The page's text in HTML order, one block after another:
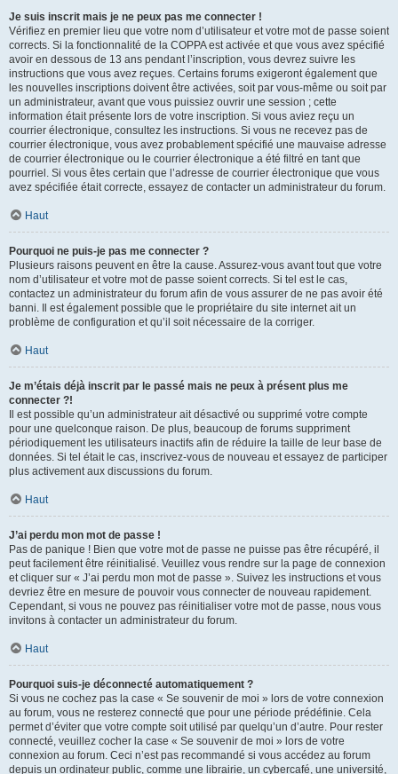
Je suis inscrit mais je ne peux pas me connecter !
Vérifiez en premier lieu que votre nom d’utilisateur et votre mot de passe soient
corrects. Si la fonctionnalité de la COPPA est activée et que vous avez spécifié
avoir en dessous de 13 ans pendant l’inscription, vous devrez suivre les
instructions que vous avez reçues. Certains forums exigeront également que
les nouvelles inscriptions doivent être activées, soit par vous-même ou soit par
un administrateur, avant que vous puissiez ouvrir une session ; cette
information était présente lors de votre inscription. Si vous aviez reçu un
courrier électronique, consultez les instructions. Si vous ne recevez pas de
courrier électronique, vous avez probablement spécifié une mauvaise adresse
de courrier électronique ou le courrier électronique a été filtré en tant que
pourriel. Si vous êtes certain que l’adresse de courrier électronique que vous
avez spécifiée était correcte, essayez de contacter un administrateur du forum.
Haut
Pourquoi ne puis-je pas me connecter ?
Plusieurs raisons peuvent en être la cause. Assurez-vous avant tout que votre
nom d’utilisateur et votre mot de passe soient corrects. Si tel est le cas,
contactez un administrateur du forum afin de vous assurer de ne pas avoir été
banni. Il est également possible que le propriétaire du site internet ait un
problème de configuration et qu’il soit nécessaire de la corriger.
Haut
Je m’étais déjà inscrit par le passé mais ne peux à présent plus me
connecter ?!
Il est possible qu’un administrateur ait désactivé ou supprimé votre compte
pour une quelconque raison. De plus, beaucoup de forums suppriment
périodiquement les utilisateurs inactifs afin de réduire la taille de leur base de
données. Si tel était le cas, inscrivez-vous de nouveau et essayez de participer
plus activement aux discussions du forum.
Haut
J’ai perdu mon mot de passe !
Pas de panique ! Bien que votre mot de passe ne puisse pas être récupéré, il
peut facilement être réinitialisé. Veuillez vous rendre sur la page de connexion
et cliquer sur « J’ai perdu mon mot de passe ». Suivez les instructions et vous
devriez être en mesure de pouvoir vous connecter de nouveau rapidement.
Cependant, si vous ne pouvez pas réinitialiser votre mot de passe, nous vous
invitons à contacter un administrateur du forum.
Haut
Pourquoi suis-je déconnecté automatiquement ?
Si vous ne cochez pas la case « Se souvenir de moi » lors de votre connexion
au forum, vous ne resterez connecté que pour une période prédéfinie. Cela
permet d’éviter que votre compte soit utilisé par quelqu’un d’autre. Pour rester
connecté, veuillez cocher la case « Se souvenir de moi » lors de votre
connexion au forum. Ceci n’est pas recommandé si vous accédez au forum
depuis un ordinateur public, comme une librairie, un cybercafé, une université,